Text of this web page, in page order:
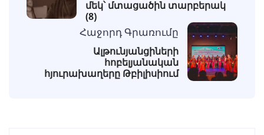
մեկ՝ մտացածին տարբերակ
(8)
Հաջորդ Գրառումը
Ալթունյանցիների
հոբելյանական
հյուրախաղերը Թբիլիսիում